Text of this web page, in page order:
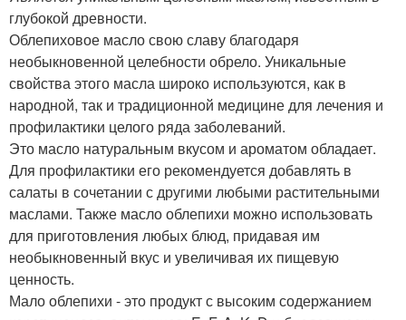
глубокой древности.
Облепиховое масло свою славу благодаря
необыкновенной целебности обрело. Уникальные
свойства этого масла широко используются, как в
народной, так и традиционной медицине для лечения и
профилактики целого ряда заболеваний.
Это масло натуральным вкусом и ароматом обладает.
Для профилактики его рекомендуется добавлять в
салаты в сочетании с другими любыми растительными
маслами. Также масло облепихи можно использовать
для приготовления любых блюд, придавая им
необыкновенный вкус и увеличивая их пищевую
ценность.
Мало облепихи - это продукт с высоким содержанием